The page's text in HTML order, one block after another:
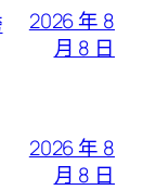
2026 年 8
月 8 日
2026 年 8
月 8 日